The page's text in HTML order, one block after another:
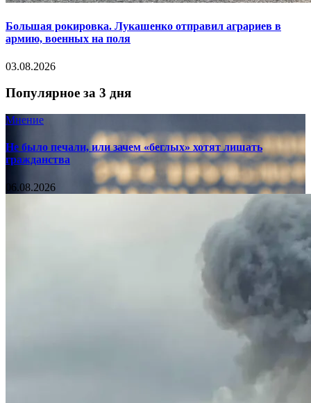
Большая рокировка. Лукашенко отправил аграриев в
армию, военных на поля
03.08.2026
Популярное за 3 дня
Мнение
Не было печали, или зачем «беглых» хотят лишать
гражданства
06.08.2026